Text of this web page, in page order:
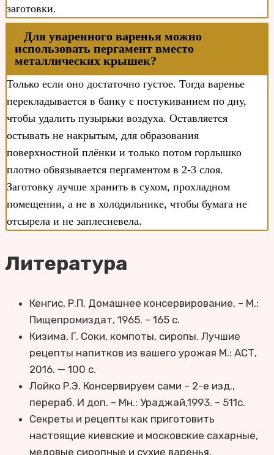
заготовки.
Для уваренного варенья можно
использовать пергамент вместо
металлических крышек?
Только если оно достаточно густое. Тогда варенье
перекладывается в банку с постукиванием по дну,
чтобы удалить пузырьки воздуха. Оставляется
остывать не накрытым, для образования
поверхностной плёнки и только потом горлышко
плотно обвязывается пергаментом в 2-3 слоя.
Заготовку лучше хранить в сухом, прохладном
помещении, а не в холодильнике, чтобы бумага не
отсырела и не заплесневела.
Литература
Кенгис, Р.П. Домашнее консервирование. – М.:
Пищепромиздат, 1965. – 165 с.
Кизима, Г. Соки, компоты, сиропы. Лучшие
рецепты напитков из вашего урожая М.: АСТ,
2016. — 100 с.
Лойко Р.Э. Консервируем сами – 2-е изд.,
перераб. И доп. – Мн.: Ураджай,1993. – 511с.
Секреты и рецепты как приготовить
настоящие киевские и московские сахарные,
медовые сиропные и сухие варенья,